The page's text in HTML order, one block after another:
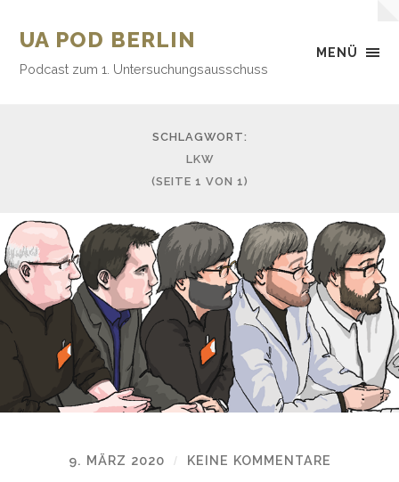
MENÜ
UA POD BERLIN
Podcast zum 1. Untersuchungsausschuss
SCHLAGWORT:
LKW
(SEITE 1 VON 1)
9. MÄRZ 2020 / KEINE KOMMENTARE